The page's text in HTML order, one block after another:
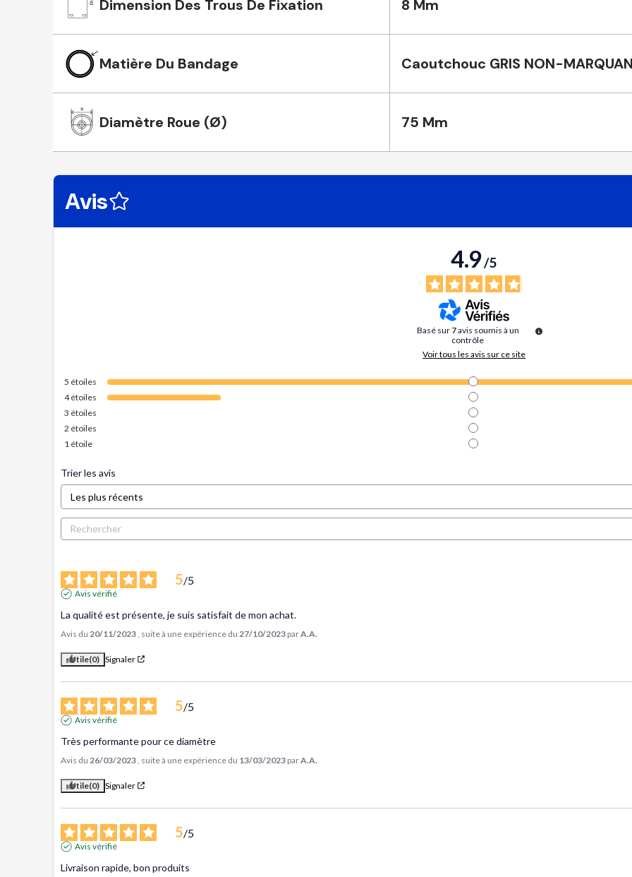
Dimension Des Trous De Fixation 8 Mm
Matière Du Bandage Caoutchouc GRIS NON-
Diamètre Roue (Ø) 75 Mm
Avis
4.9/5
Basé sur 7avis soumis à un
contrôle
Voir tous les avis sur ce site
5 étoiles
4étoiles
3 étoiles
2 étoiles
1 étoile
Trier les avis
5/5
Avis vérifié
La qualité est présente, je suis satisfait de mon achat.
Avis du 20/11/2023 , suite à une expérience du 27/10/2023 parA.A.
Utile(0) Signaler
5/5
Avis vérifié
Très performante pour ce diamètre
Avis du 26/03/2023 , suite à une expérience du 13/03/2023 parA.A.
Utile(0) Signaler
5/5
Avis vérifié
Livraison rapide, bon produits